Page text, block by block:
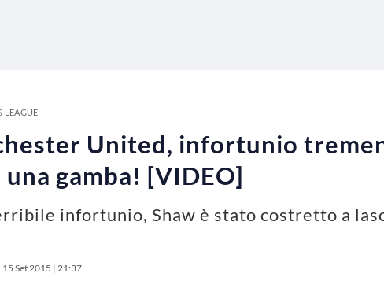
LEAGUE
United, infortunio
una gamba! [VIDEO]
infortunio, Shaw è stato costretto a
15 Set 2015 | 21:37